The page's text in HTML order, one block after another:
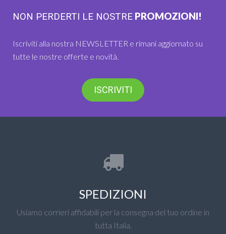
NON PERDERTI LE NOSTRE PROMOZIONI!
Iscriviti alla nostra NEWSLETTER e rimani aggiornato su
tutte le nostre offerte e novità.
ISCRIVITI
SPEDIZIONI
Usiamo corrieri affidabili per la consegna del tuo ordine in
tutta Italia.